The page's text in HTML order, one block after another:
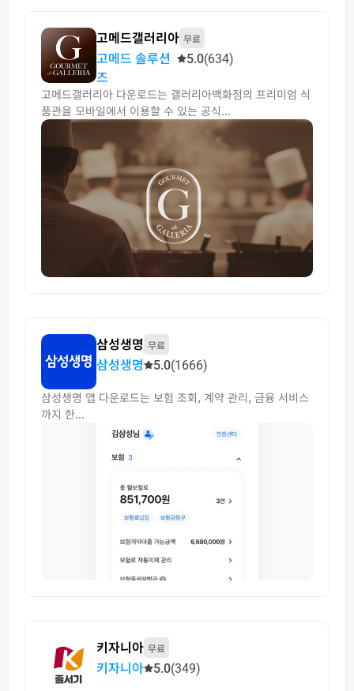
고메드갤러리아 무료
고메드 솔루션
즈
5.0(634)
고메드갤러리아 다운로드는 갤러리아백화점의 프리미엄 식
품관을 모바일에서 이용할 수 있는 공식...
삼성생명 무료
삼성생명 5.0(1666)
삼성생명 앱 다운로드는 보험 조회, 계약 관리, 금융 서비스
까지 한...
키자니아 무료
키자니아 5.0(349)